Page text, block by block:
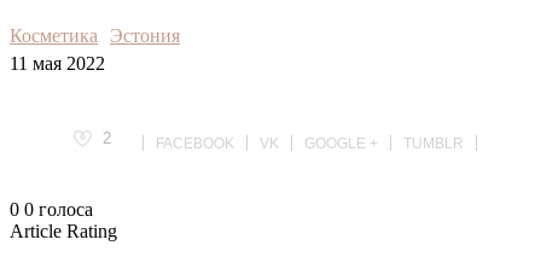
Косметика
Эстония
11 мая 2022
2 FACEBOOK VK GOOGLE + TUMBLR
0 0 голоса
Article Rating